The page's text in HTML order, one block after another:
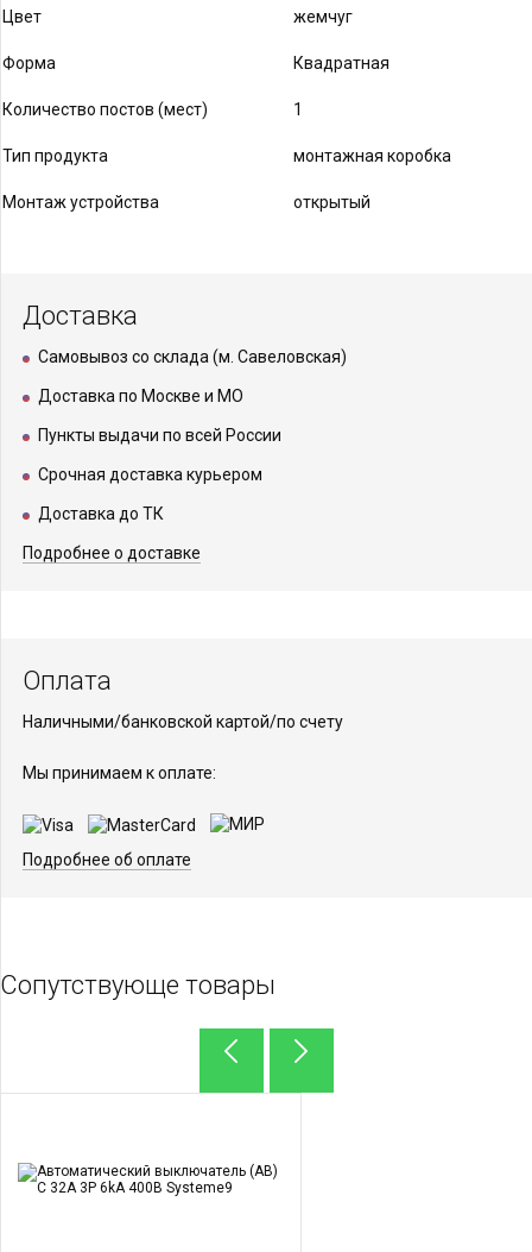
Цвет жемчуг
Форма Квадратная
Количество постов (мест) 1
Тип продукта монтажная коробка
Монтаж устройства открытый
Доставка
Самовывоз со склада (м. Савеловская)
Доставка по Москве и МО
Пункты выдачи по всей России
Срочная доставка курьером
Доставка до ТК
Подробнее о доставке
Оплата
Наличными/банковской картой/по счету
Мы принимаем к оплате:
Подробнее об оплате
Сопутствующе товары